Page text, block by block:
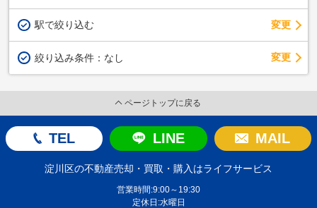
駅で絞り込む 変更
絞り込み条件： なし 変更
ページトップに戻る
TEL LINE MAIL
淀川区の不動産売却・買取・購入はライフサービス
営業時間:9:00～19:30
定休日:水曜日